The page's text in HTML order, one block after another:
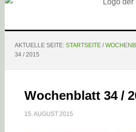
AKTUELLE SEITE: STARTSEITE /
34 / 2015
Wochenblatt 34 /
15. AUGUST 2015